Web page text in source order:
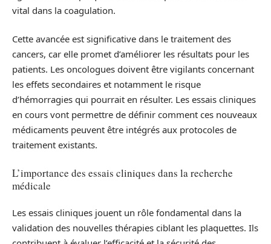
vital dans la coagulation.
Cette avancée est significative dans le traitement des
cancers, car elle promet d’améliorer les résultats pour les
patients. Les oncologues doivent être vigilants concernant
les effets secondaires et notamment le risque
d’hémorragies qui pourrait en résulter. Les essais cliniques
en cours vont permettre de définir comment ces nouveaux
médicaments peuvent être intégrés aux protocoles de
traitement existants.
L’importance des essais cliniques dans la recherche
médicale
Les essais cliniques jouent un rôle fondamental dans la
validation des nouvelles thérapies ciblant les plaquettes. Ils